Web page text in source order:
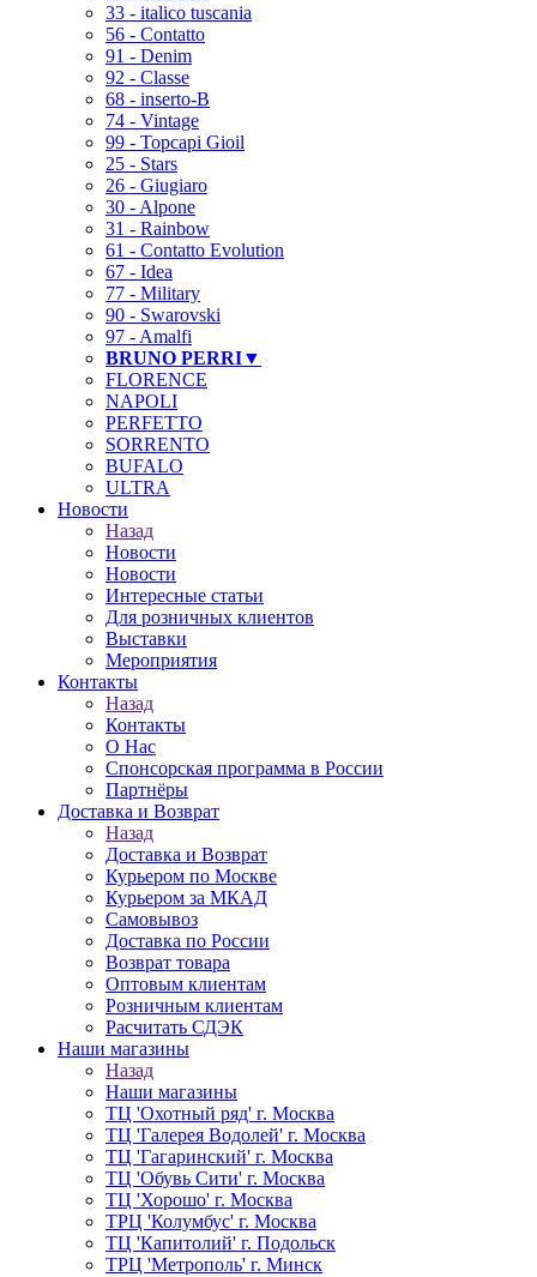
33 - italico tuscania
56 - Contatto
91 - Denim
92 - Classe
68 - inserto-B
74 - Vintage
99 - Topcapi Gioil
25 - Stars
26 - Giugiaro
30 - Alpone
31 - Rainbow
61 - Contatto Evolution
67 - Idea
77 - Military
90 - Swarovski
97 - Amalfi
BRUNO PERRI▼
FLORENCE
NAPOLI
PERFETTO
SORRENTO
BUFALO
ULTRA
Новости
Назад
Новости
Новости
Интересные статьи
Для розничных клиентов
Выставки
Мероприятия
Контакты
Назад
Контакты
О Нас
Спонсорская программа в России
Партнёры
Доставка и Возврат
Назад
Доставка и Возврат
Курьером по Москве
Курьером за МКАД
Самовывоз
Доставка по России
Возврат товара
Оптовым клиентам
Розничным клиентам
Расчитать СДЭК
Наши магазины
Назад
Наши магазины
ТЦ 'Охотный ряд' г. Москва
ТЦ 'Галерея Водолей' г. Москва
ТЦ 'Гагаринский' г. Москва
ТЦ 'Обувь Сити' г. Москва
ТЦ 'Хорошо' г. Москва
ТРЦ 'Колумбус' г. Москва
ТЦ 'Капитолий' г. Подольск
ТРЦ 'Метрополь' г. Минск